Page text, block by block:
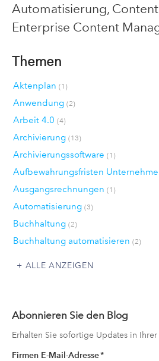
Automatisierung,
Enterprise Content
Themen
Aktenplan (1)
Anwendung (2)
Arbeit 4.0 (4)
Archivierung (13)
Archivierungssoftware (1)
Aufbewahrungsfristen
Ausgangsrechnungen (1)
Automatisierung (3)
Buchhaltung (2)
Buchhaltung automatisieren (2)
ALLE ANZEIGEN
Abonnieren Sie den Blog
Erhalten Sie sofortige Updates in Ihrer
Firmen E-Mail-Adresse*